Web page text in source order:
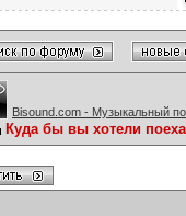
Bisound.com - Музыкальный
Куда бы вы хотели